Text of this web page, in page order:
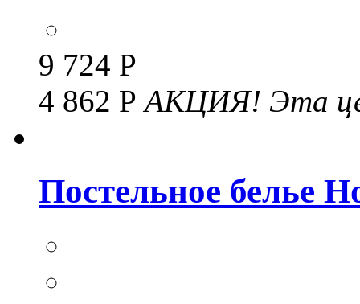
9 724 Р
4 862 РАКЦИЯ! Эта
Постельное белье